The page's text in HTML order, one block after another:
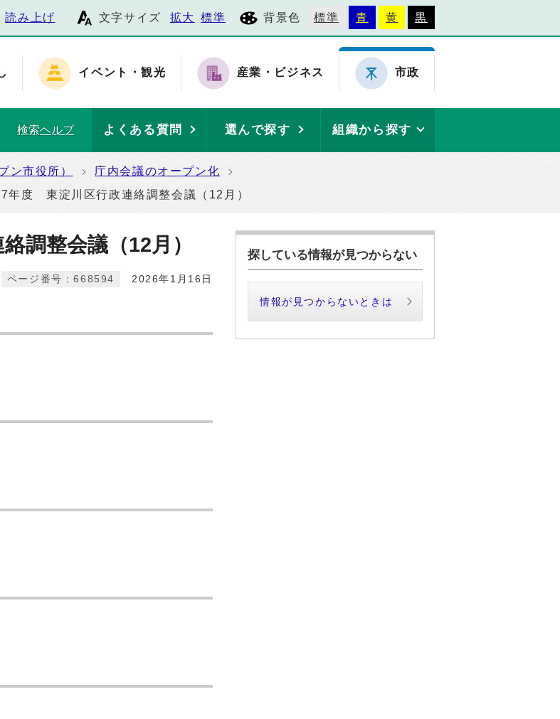
読み上げ 文字サイズ 拡大 標準 背景色 標準 青 黄 黒
イベント・観光 産業・ビジネス 市政
検索ヘルプ よくある質問 選んで探す 組織から探す
ン市役所）
庁内会議のオープン化
年度 東淀川区行政連絡調整会議（12月）
調整会議（12月）
2026年1月16日
ページ番号：668594
探している情報が見つからない
情報が見つからないときは